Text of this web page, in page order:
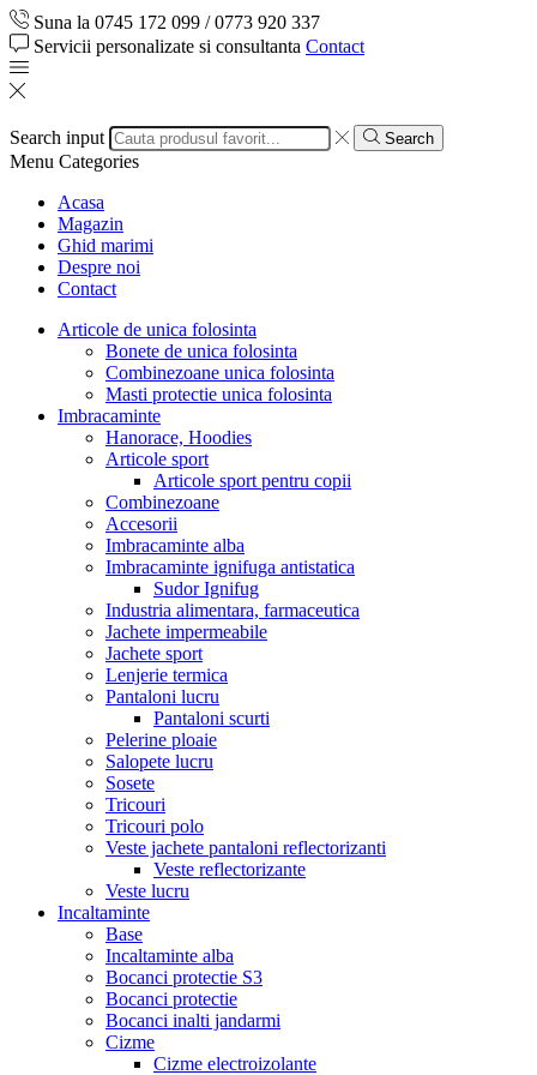
Suna la 0745 172 099 / 0773 920 337
Servicii personalizate si consultanta Contact
Search input Search
Menu Categories
Acasa
Magazin
Ghid marimi
Despre noi
Contact
Articole de unica folosinta
Bonete de unica folosinta
Combinezoane unica folosinta
Masti protectie unica folosinta
Imbracaminte
Hanorace, Hoodies
Articole sport
Articole sport pentru copii
Combinezoane
Accesorii
Imbracaminte alba
Imbracaminte ignifuga antistatica
Sudor Ignifug
Industria alimentara, farmaceutica
Jachete impermeabile
Jachete sport
Lenjerie termica
Pantaloni lucru
Pantaloni scurti
Pelerine ploaie
Salopete lucru
Sosete
Tricouri
Tricouri polo
Veste jachete pantaloni reflectorizanti
Veste reflectorizante
Veste lucru
Incaltaminte
Base
Incaltaminte alba
Bocanci protectie S3
Bocanci protectie
Bocanci inalti jandarmi
Cizme
Cizme electroizolante